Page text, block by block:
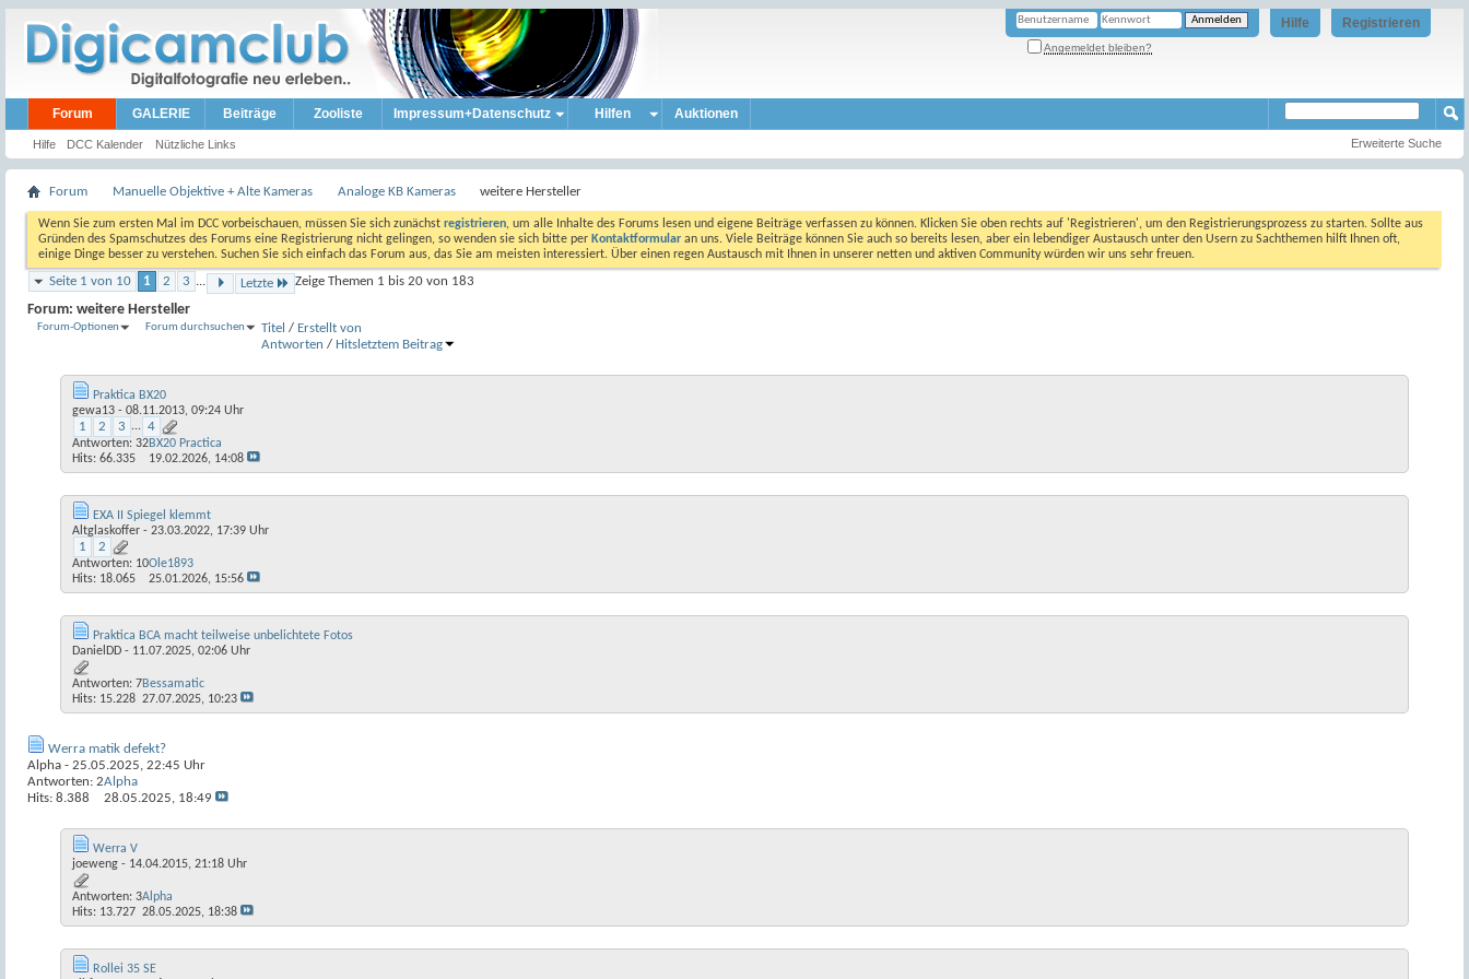
Registrieren
Hilfe
Angemeldet bleiben?
Forum
Hilfe DCC Kalender Nützliche Links
GALERIE Beiträge Zooliste Impressum+Datenschutz Hilfen Auktionen
Erweiterte Suche
Forum Manuelle Objektive + Alte Kameras Analoge KB Kameras weitere Hersteller
Wenn Sie zum ersten Mal im DCC vorbeischauen, müssen Sie sich zunächst registrieren, um alle Inhalte des Forums lesen und eigene Beiträge verfassen zu können. Klicken Sie oben rechts auf 'Registrieren', um den Registrierungsprozess zu starten. Sollte aus
Gründen des Spamschutzes des Forums eine Registrierung nicht gelingen, so wenden sie sich bitte per Kontaktformular an uns. Viele Beiträge können Sie auch so bereits lesen, aber ein lebendiger Austausch unter den Usern zu Sachthemen hilft Ihnen oft,
einige Dinge besser zu verstehen. Suchen Sie sich einfach das Forum aus, das Sie am meisten interessiert. Über einen regen Austausch mit Ihnen in unserer netten und aktiven Community würden wir uns sehr freuen.
Seite 1 von 10 1 2 3 ... Letzte Zeige Themen 1 bis 20 von 183
Forum: weitere Hersteller
Forum-Optionen Forum durchsuchen Titel / Erstellt von
Antworten / Hits letztem Beitrag
Praktica BX20
gewa13 - 08.11.2013, 09:24 Uhr
1 2 3 ... 4
Antworten: 32
Hits: 66.335
BX20 Practica
19.02.2026, 14:08
EXA II Spiegel klemmt
Altglaskoffer - 23.03.2022, 17:39 Uhr
1 2
Antworten: 10
Hits: 18.065
Ole1893
25.01.2026, 15:56
Praktica BCA macht teilweise unbelichtete Fotos
DanielDD - 11.07.2025, 02:06 Uhr
Antworten: 7
Hits: 15.228
Bessamatic
27.07.2025, 10:23
Werra matik defekt?
Alpha - 25.05.2025, 22:45 Uhr
Antworten: 2
Hits: 8.388
Alpha
28.05.2025, 18:49
Werra V
joeweng - 14.04.2015, 21:18 Uhr
Antworten: 3
Hits: 13.727
Alpha
28.05.2025, 18:38
Rollei 35 SE